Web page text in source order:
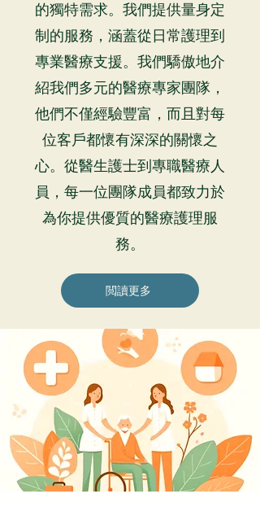
的獨特需求。我們提供量身定
制的服務，涵蓋從日常護理到
專業醫療支援。我們驕傲地介
紹我們多元的醫療專家團隊，
他們不僅經驗豐富，而且對每
位客戶都懷有深深的關懷之
心。從醫生護士到專職醫療人
員，每一位團隊成員都致力於
為你提供優質的醫療護理服
務。
閲讀更多